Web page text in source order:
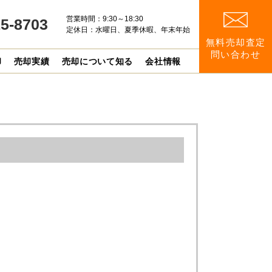
8703
営業時間：9:30～18:30
定休日：水曜日、夏季休暇、年末年始
売却実績 売却について知る 会社情報
無料売却査定
問い合わせ